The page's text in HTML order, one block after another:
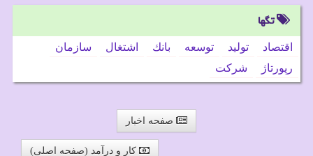
تگها
اقتصاد تولید توسعه بانك اشتغال
سازمان
رپورتاژ
شركت
صفحه اخبار
کار و درآمد (صفحه اصلی)